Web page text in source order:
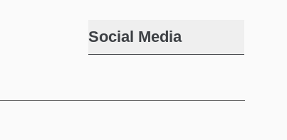
Social Media